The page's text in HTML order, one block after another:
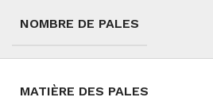
NOMBRE DE PALES
MATIÈRE DES PALES